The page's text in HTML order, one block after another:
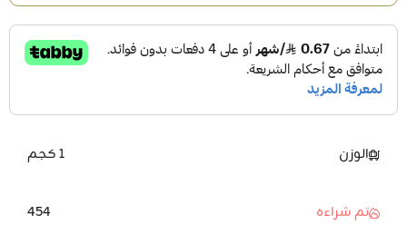
الوزن 1 كجم
تم شراءه 454